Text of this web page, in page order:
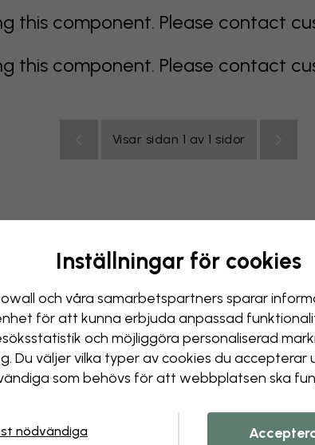
this component. Please contact
this component. Please contact
Visar sidan 1 av 1 sidor
tapeter Bruna tapeter Gröna tapeter Grå
this component. Please contact
Inställningar för cookies
och våra samarbets­partners sparar
för att kunna erbjuda anpassad
och möjliggöra personaliserad
Du väljer vilka typer av cookies du accepterar
som behövs för att webbplatsen ska
nödvändiga